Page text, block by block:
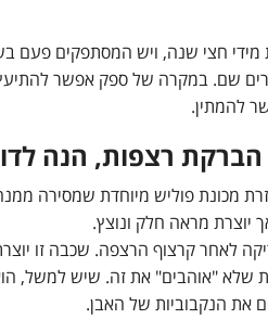
חצי שנה, ויש המסתפקים פעם
שם. במקרה של ספק אפשר
להמתין.
רצפות, הנה
מכונת פוליש מיוחדת שמסירה
יוצרת מראה חלק ונוצץ.
לאחר קרצוף הרצפה. שכבה זו
שלא "אוהבים" את זה. שיש למשל,
את הנקבוביות של האבן.